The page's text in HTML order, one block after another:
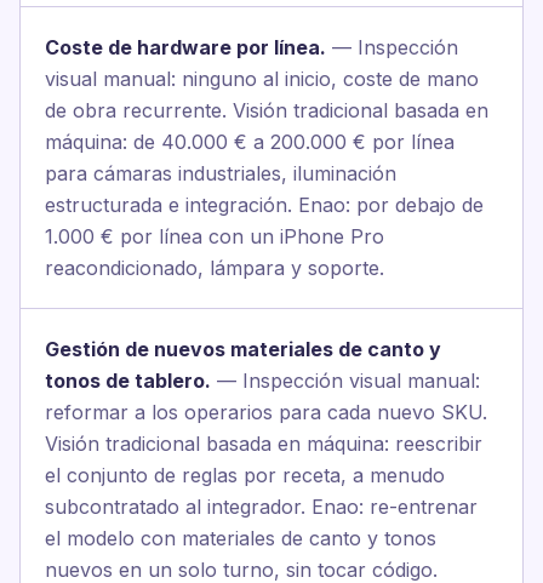
Coste de hardware por línea. — Inspección
visual manual: ninguno al inicio, coste de mano
de obra recurrente. Visión tradicional basada en
máquina: de 40.000 € a 200.000 € por línea
para cámaras industriales, iluminación
estructurada e integración. Enao: por debajo de
1.000 € por línea con un iPhone Pro
reacondicionado, lámpara y soporte.
Gestión de nuevos materiales de canto y
tonos de tablero. — Inspección visual manual:
reformar a los operarios para cada nuevo SKU.
Visión tradicional basada en máquina: reescribir
el conjunto de reglas por receta, a menudo
subcontratado al integrador. Enao: re-entrenar
el modelo con materiales de canto y tonos
nuevos en un solo turno, sin tocar código.